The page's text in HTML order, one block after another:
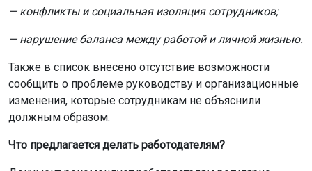
— конфликты и социальная изоляция сотрудников;
— нарушение баланса между работой и личной жизнью.
Также в список внесено отсутствие возможности
сообщить о проблеме руководству и организационные
изменения, которые сотрудникам не объяснили
должным образом.
Что предлагается делать работодателям?